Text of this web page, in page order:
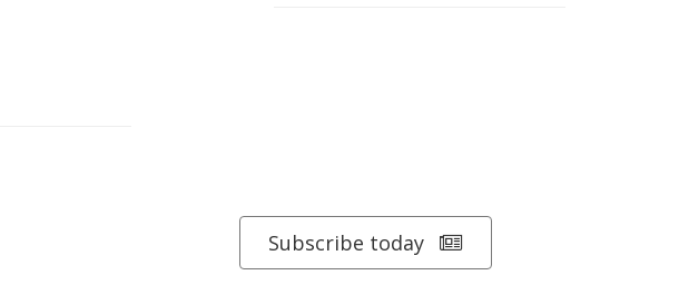
Subscribe today